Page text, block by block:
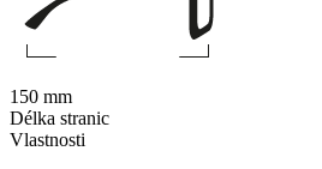
Vlastnosti
150 mm
Délka stranic